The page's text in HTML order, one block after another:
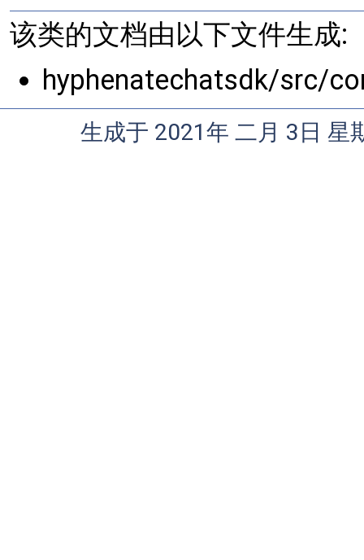
该类的文档由以下文件生成:
hyphenatechatsdk/src/
生成于 2021年 二月 3日 星